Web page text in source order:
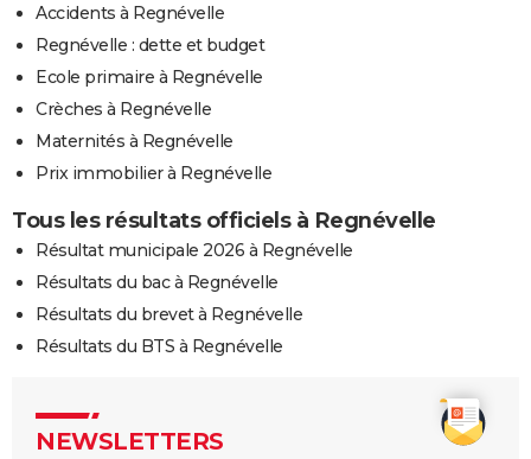
Accidents à Regnévelle
Regnévelle : dette et budget
Ecole primaire à Regnévelle
Crèches à Regnévelle
Maternités à Regnévelle
Prix immobilier à Regnévelle
Tous les résultats officiels à Regnévelle
Résultat municipale 2026 à Regnévelle
Résultats du bac à Regnévelle
Résultats du brevet à Regnévelle
Résultats du BTS à Regnévelle
NEWSLETTERS